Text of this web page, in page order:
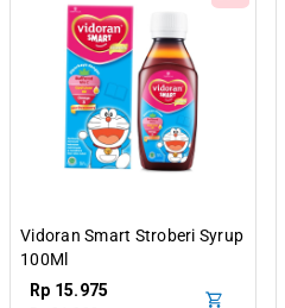
Vidoran Smart Stroberi Syrup
100Ml
Rp 15.975